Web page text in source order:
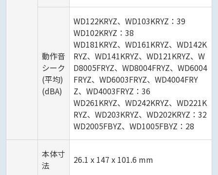
動作音
シーク
(平均)
(dBA)
WD122KRYZ、WD103KRYZ：39
WD102KRYZ：38
WD181KRYZ、WD161KRYZ、WD142K
RYZ、WD141KRYZ、WD121KRYZ、W
D8005FRYZ、WD8004FRYZ、WD6004
FRYZ、WD6003FRYZ、WD4004FRY
Z、WD4003FRYZ：36
WD261KRYZ、WD242KRYZ、WD221K
RYZ、WD203KRYZ、WD202KRYZ：32
WD2005FBYZ、WD1005FBYZ：28
本体寸
法
26.1 x 147 x 101.6 mm